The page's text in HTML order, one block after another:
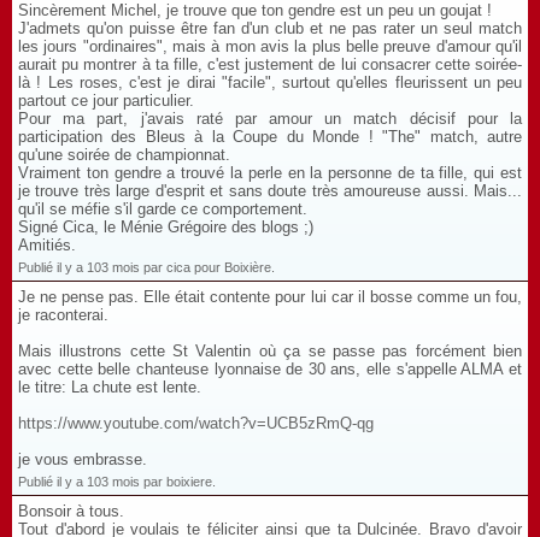
Sincèrement Michel, je trouve que ton gendre est un peu un goujat !
J'admets qu'on puisse être fan d'un club et ne pas rater un seul match
les jours "ordinaires", mais à mon avis la plus belle preuve d'amour qu'il
aurait pu montrer à ta fille, c'est justement de lui consacrer cette soirée-
là ! Les roses, c'est je dirai "facile", surtout qu'elles fleurissent un peu
partout ce jour particulier.
Pour ma part, j'avais raté par amour un match décisif pour la
participation des Bleus à la Coupe du Monde ! "The" match, autre
qu'une soirée de championnat.
Vraiment ton gendre a trouvé la perle en la personne de ta fille, qui est
je trouve très large d'esprit et sans doute très amoureuse aussi. Mais...
qu'il se méfie s'il garde ce comportement.
Signé Cica, le Ménie Grégoire des blogs ;)
Amitiés.
Publié il y a 103 mois par cica pour Boixière.
Je ne pense pas. Elle était contente pour lui car il bosse comme un fou,
je raconterai.
Mais illustrons cette St Valentin où ça se passe pas forcément bien
avec cette belle chanteuse lyonnaise de 30 ans, elle s'appelle ALMA et
le titre: La chute est lente.
https://www.youtube.com/watch?v=UCB5zRmQ-qg
je vous embrasse.
Publié il y a 103 mois par boixiere.
Bonsoir à tous.
Tout d'abord je voulais te féliciter ainsi que ta Dulcinée. Bravo d'avoir